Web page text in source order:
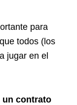
para
todos (los
jugar en el
un contrato